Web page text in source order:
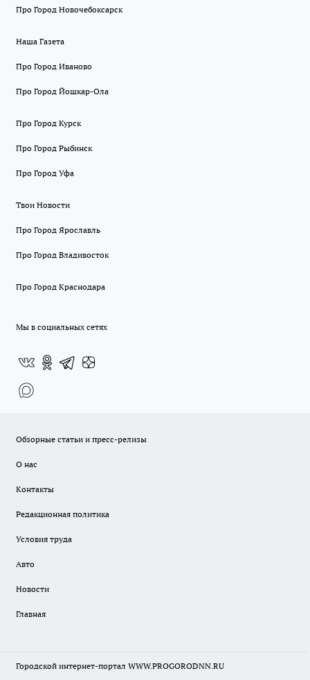
Про Город Новочебоксарск
Наша Газета
Про Город Иваново
Про Город Йошкар-Ола
Про Город Курск
Про Город Рыбинск
Про Город Уфа
Твои Новости
Про Город Ярославль
Про Город Владивосток
Про Город Краснодара
Мы в социальных сетях
Обзорные статьи и пресс-релизы
О нас
Контакты
Редакционная политика
Условия труда
Авто
Новости
Главная
Городской интернет-портал WWW.PROGORODNN.RU